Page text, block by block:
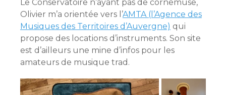
Le Conservatoire n’ayant pas de cornemuse,
Olivier m’a orientée vers l’AMTA (l’Agence des
Musiques des Territoires d’Auvergne) qui
propose des locations d’instruments. Son site
est d’ailleurs une mine d’infos pour les
amateurs de musique trad.